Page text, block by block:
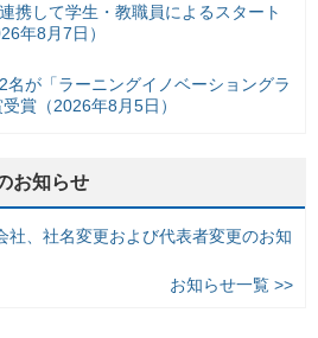
携して学生・教職員によるスタート
年8月7日）
名が「ラーニングイノベーショングラ
賞（2026年8月5日）
お知らせ
社、社名変更および代表者変更のお知
お知らせ一覧 >>